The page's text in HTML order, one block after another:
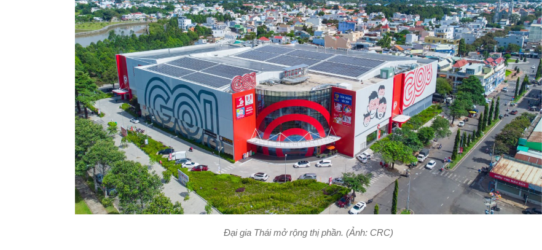
Đại gia Thái mở rộng thị phần. (Ảnh: CRC)